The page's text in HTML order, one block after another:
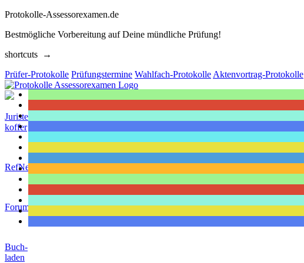
Protokolle-Assessorexamen.de
Bestmögliche Vorbereitung auf Deine mündliche Prüfung!
shortcuts →
Prüfer-Protokolle Prüfungstermine Wahlfach-Protokolle Aktenvortrag-Protokolle
Juristen-
koffer
RefNews
Forum
Buch-
laden